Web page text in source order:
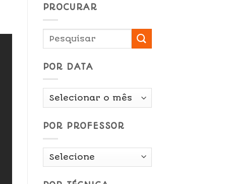
PROCURAR
POR DATA
Por
POR PROFESSOR